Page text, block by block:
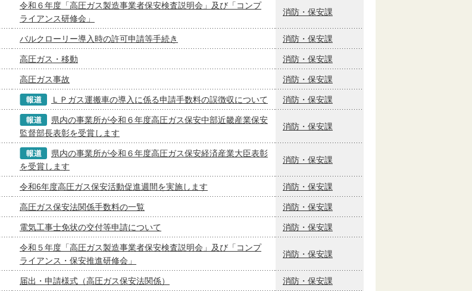
令和６年度「高圧ガス製造事業者保安検査説明会」及び「コンプ
ライアンス研修会」
消防・保安課
バルクローリー導入時の許可申請等手続き 消防・保安課
高圧ガス・移動 消防・保安課
高圧ガス事故 消防・保安課
ＬＰガス運搬車の導入に係る申請手数料の誤徴収について 消防・保安課
県内の事業所が令和６年度高圧ガス保安中部近畿産業保安
監督部長表彰を受賞します
消防・保安課
県内の事業所が令和６年度高圧ガス保安経済産業大臣表彰
を受賞します
消防・保安課
令和6年度高圧ガス保安活動促進週間を実施します 消防・保安課
高圧ガス保安法関係手数料の一覧 消防・保安課
電気工事士免状の交付等申請について 消防・保安課
令和５年度「高圧ガス製造事業者保安検査説明会」及び「コンプ
ライアンス・保安推進研修会」
消防・保安課
届出・申請様式（高圧ガス保安法関係） 消防・保安課